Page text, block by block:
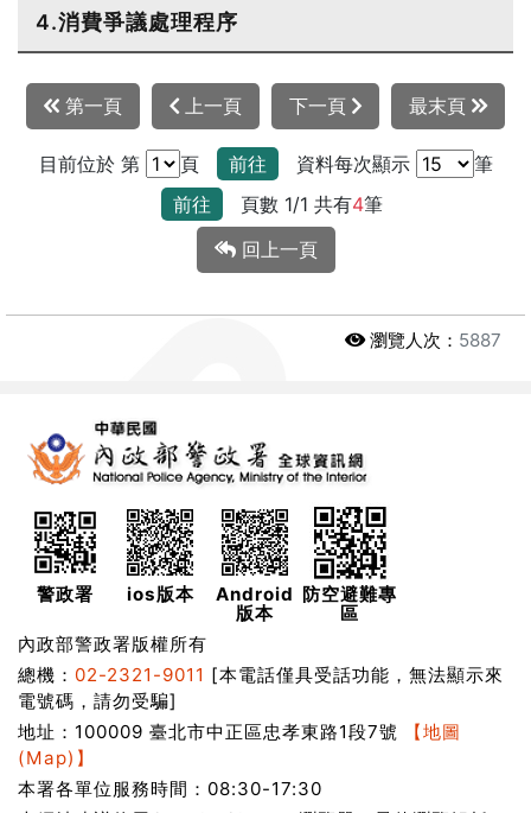
4.消費爭議處理程序
第一頁 上一頁 下一頁 最末頁
目前位於 第 頁 前往 資料每次顯示
筆
前往
頁數 1/1 共有4筆
回上一頁
瀏覽人次： 5887
警政署 ios版本
Android
版本
防空避難專
區
內政部警政署版權所有
總機： 02-2321-9011 [本電話僅具受話功能，無法顯示來
電號碼，請勿受騙]
地址：100009 臺北市中正區忠孝東路1段7號
【地圖
(Map)】
本署各單位服務時間：08:30-17:30